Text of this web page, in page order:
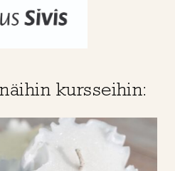
kursseihin: